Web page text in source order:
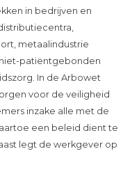
in bedrijven en
metaalindustrie
patiëntgebonden
In de Arbowet
voor de veiligheid
inzake alle met de
een beleid dient te
legt de werkgever op